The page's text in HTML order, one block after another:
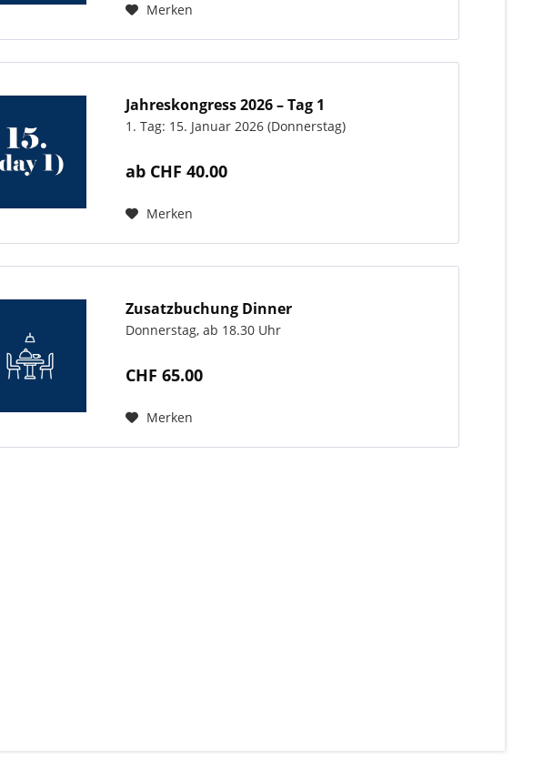
Merken
Jahreskongress 2026 – Tag 1
1. Tag: 15. Januar 2026 (Donnerstag)
ab CHF 40.00
Merken
Zusatzbuchung Dinner
Donnerstag, ab 18.30 Uhr
CHF 65.00
Merken